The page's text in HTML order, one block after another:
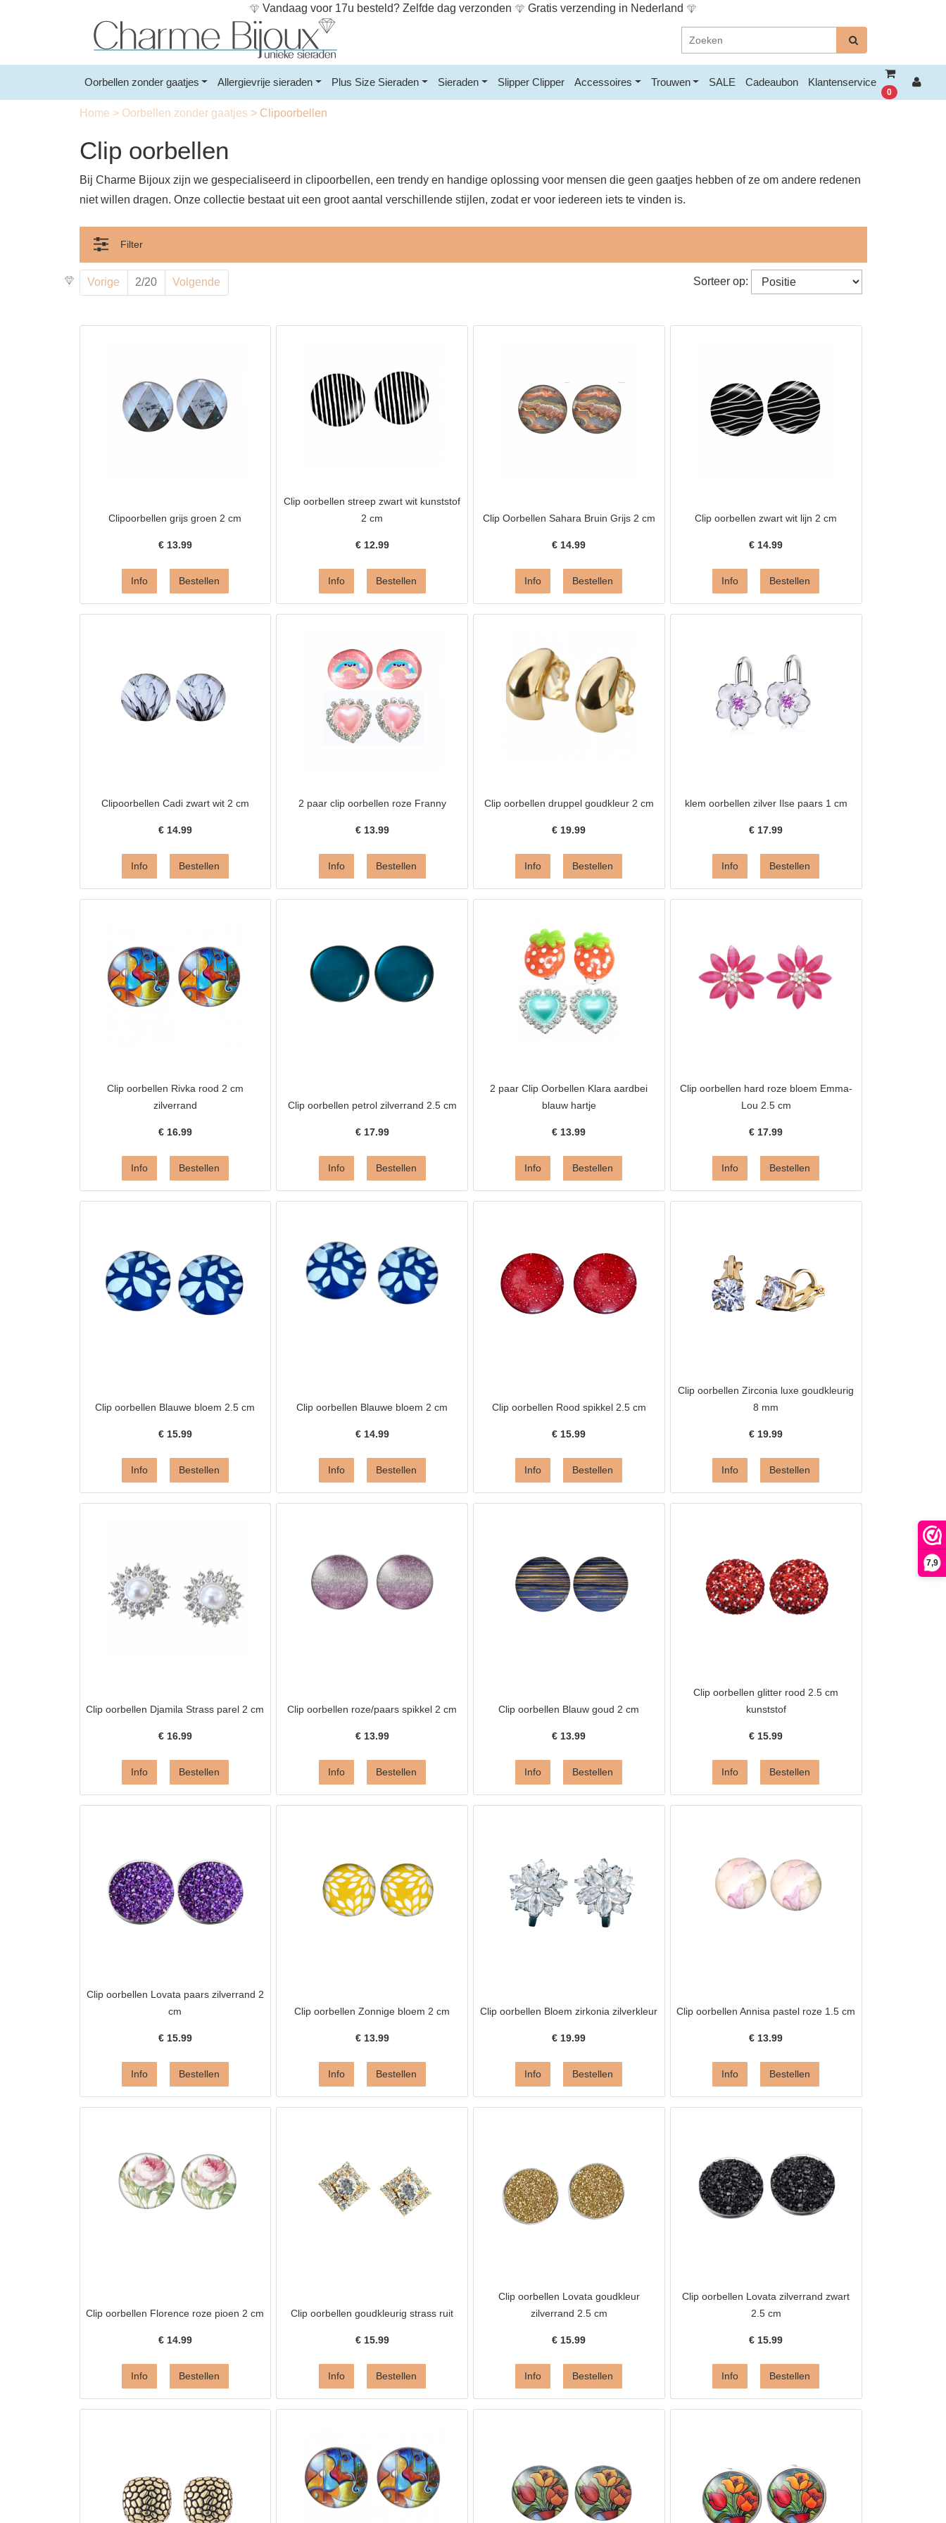
7,9
Vandaag voor 17u besteld? Zelfde dag verzonden Gratis verzending in Nederland
Oorbellen zonder gaatjes Allergievrije sieraden Plus Size Sieraden Sieraden Slipper Clipper Accessoires Trouwen SALE Cadeaubon Klantenservice
0
Home > Oorbellen zonder gaatjes > Clipoorbellen
Clip oorbellen
Bij Charme Bijoux zijn we gespecialiseerd in clipoorbellen, een trendy en handige oplossing voor mensen die geen gaatjes hebben of ze om andere redenen
niet willen dragen. Onze collectie bestaat uit een groot aantal verschillende stijlen, zodat er voor iedereen iets te vinden is.
Filter
Sorteer op:
Vorige 2/20 Volgende
Clipoorbellen grijs groen 2 cm
€ 13.99
Clip oorbellen streep zwart wit kunststof
2 cm
€ 12.99
Clip Oorbellen Sahara Bruin Grijs 2 cm
€ 14.99
Clip oorbellen zwart wit lijn 2 cm
€ 14.99
Clipoorbellen Cadi zwart wit 2 cm
€ 14.99
2 paar clip oorbellen roze Franny
€ 13.99
Clip oorbellen druppel goudkleur 2 cm
€ 19.99
klem oorbellen zilver Ilse paars 1 cm
€ 17.99
Clip oorbellen Rivka rood 2 cm
zilverrand
€ 16.99
Clip oorbellen petrol zilverrand 2.5 cm
€ 17.99
2 paar Clip Oorbellen Klara aardbei
blauw hartje
€ 13.99
Clip oorbellen hard roze bloem Emma-
Lou 2.5 cm
€ 17.99
Clip oorbellen Blauwe bloem 2.5 cm
€ 15.99
Clip oorbellen Blauwe bloem 2 cm
€ 14.99
Clip oorbellen Rood spikkel 2.5 cm
€ 15.99
Clip oorbellen Zirconia luxe goudkleurig
8 mm
€ 19.99
Clip oorbellen Djamila Strass parel 2 cm
€ 16.99
Clip oorbellen roze/paars spikkel 2 cm
€ 13.99
Clip oorbellen Blauw goud 2 cm
€ 13.99
Clip oorbellen glitter rood 2.5 cm
kunststof
€ 15.99
Clip oorbellen Lovata paars zilverrand 2
cm
€ 15.99
Clip oorbellen Zonnige bloem 2 cm
€ 13.99
Clip oorbellen Bloem zirkonia zilverkleur
€ 19.99
Clip oorbellen Annisa pastel roze 1.5 cm
€ 13.99
Clip oorbellen Florence roze pioen 2 cm
€ 14.99
Clip oorbellen goudkleurig strass ruit
€ 15.99
Clip oorbellen Lovata goudkleur
zilverrand 2.5 cm
€ 15.99
Clip oorbellen Lovata zilverrand zwart
2.5 cm
€ 15.99